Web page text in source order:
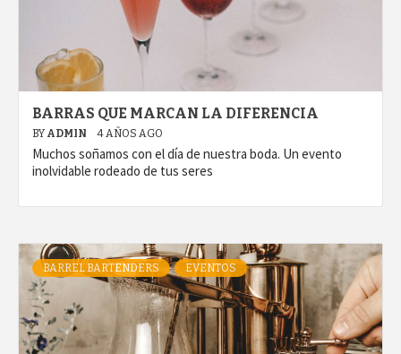
BARRAS QUE MARCAN LA DIFERENCIA
BY ADMIN 4 AÑOS AGO
Muchos soñamos con el día de nuestra boda. Un evento
inolvidable rodeado de tus seres
BARREL BARTENDERS EVENTOS